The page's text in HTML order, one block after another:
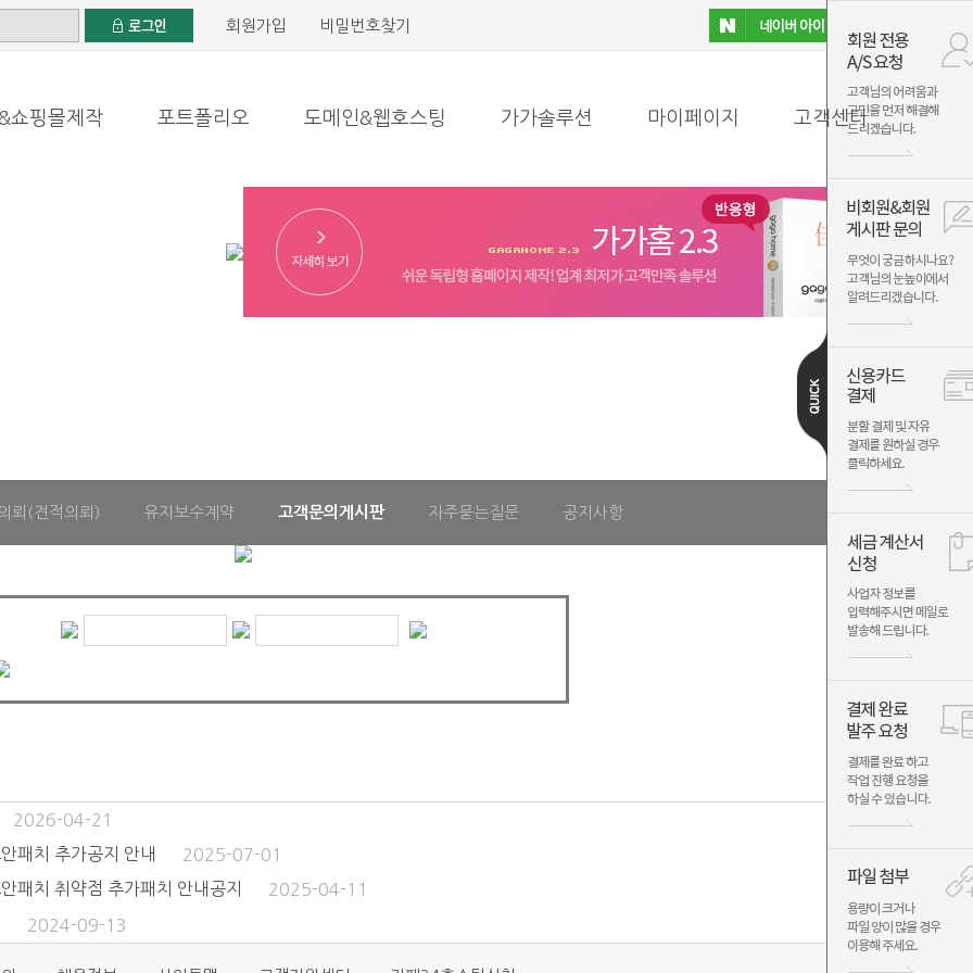
회원가입 비밀번호찾기
쇼핑몰제작 포트폴리오 도메인&웹호스팅 가가솔루션 마이페이지 고객센터
뢰(견적의뢰) 유지보수계약 고객문의게시판 자주묻는질문 공지사항
2026-04-21
패치 추가공지 안내
2025-07-01
패치 취약점 추가패치 안내공지
2025-04-11
2024-09-13